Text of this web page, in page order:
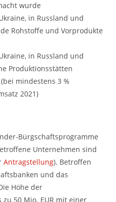
wurde
in Russland und
Rohstoffe und Vorprodukte
in Russland und
Produktionsstätten
mindestens 3 %
2021)
Bürgschaftsprogramme
Unternehmen sind
Antragstellung). Betroffen
und das
Höhe der
50 Mio. EUR mit einer